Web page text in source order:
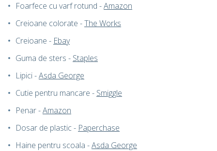
Foarfece cu varf rotund -Amazon
Creioane colorate -The Works
Creioane - Ebay
Guma de sters - Staples
Lipici -Asda George
Cutie pentru mancare - Smiggle
Penar -Amazon
Dosar de plastic - Paperchase
Haine pentru scoala -Asda George